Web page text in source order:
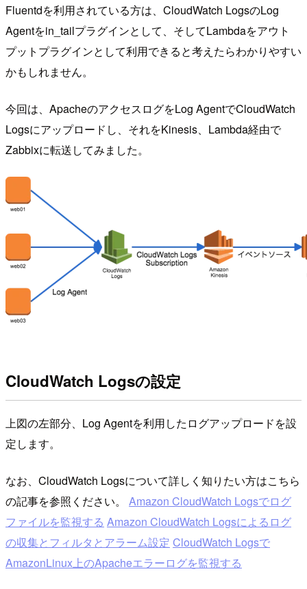
Fluentdを利用されている方は、CloudWatch LogsのLog
Agentをin_tailプラグインとして、そしてLambdaをアウト
プットプラグインとして利用できると考えたらわかりやすい
かもしれません。
今回は、ApacheのアクセスログをLog AgentでCloudWatch
Logsにアップロードし、それをKinesis、Lambda経由で
Zabbixに転送してみました。
CloudWatch Logsの設定
上図の左部分、Log Agentを利用したログアップロードを設
定します。
なお、CloudWatch Logsについて詳しく知りたい方はこちら
の記事を参照ください。 Amazon CloudWatch Logsでログ
ファイルを監視する Amazon CloudWatch Logsによるログ
の収集とフィルタとアラーム設定 CloudWatch Logsで
AmazonLinux上のApacheエラーログを監視する